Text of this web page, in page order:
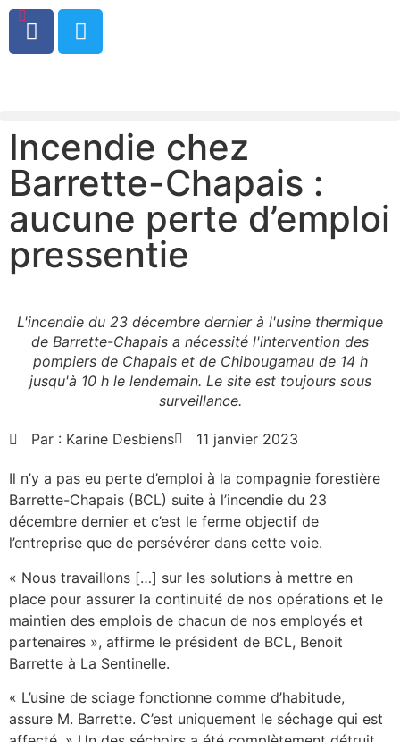
0
Incendie chez
Barrette-Chapais :
aucune perte d’emploi
pressentie
L'incendie du 23 décembre dernier à l'usine thermique
de Barrette-Chapais a nécessité l'intervention des
pompiers de Chapais et de Chibougamau de 14 h
jusqu'à 10 h le lendemain. Le site est toujours sous
surveillance.
Par : Karine Desbiens 11 janvier 2023
Il n’y a pas eu perte d’emploi à la compagnie forestière
Barrette-Chapais (BCL) suite à l’incendie du 23
décembre dernier et c’est le ferme objectif de
l’entreprise que de persévérer dans cette voie.
« Nous travaillons […] sur les solutions à mettre en
place pour assurer la continuité de nos opérations et le
maintien des emplois de chacun de nos employés et
partenaires », affirme le président de BCL, Benoit
Barrette à La Sentinelle.
« L’usine de sciage fonctionne comme d’habitude,
assure M. Barrette. C’est uniquement le séchage qui est